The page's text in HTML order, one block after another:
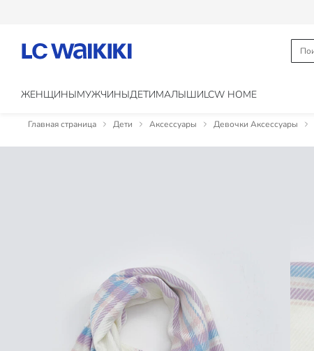
ЖЕНЩИНЫМУЖЧИНЫДЕТИМАЛЫШИLCW HOME
Главная страница Дети Аксессуары Девочки Аксессуары